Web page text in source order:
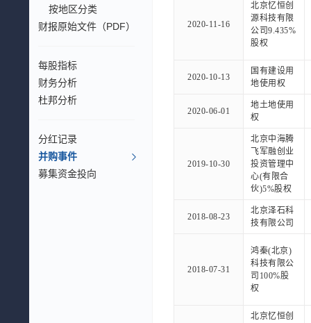
按地区分类
财报原始文件（PDF）
每股指标
财务分析
杜邦分析
分红记录
并购事件
募集资金投向
2020-11-16
北京忆恒创
源科技有限
公司9.435%
股权
2020-10-13
国有建设用
地使用权
2020-06-01
地土地使用
权
2019-10-30
北京中海腾
飞军融创业
投资管理中
心(有限合
伙)5%股权
2018-08-23
北京泽石科
技有限公司
2018-07-31
鸿秦(北京)
科技有限公
司100%股
权
北京忆恒创